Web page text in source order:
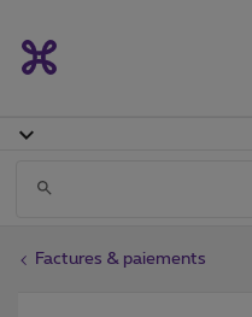
Factures & paiements